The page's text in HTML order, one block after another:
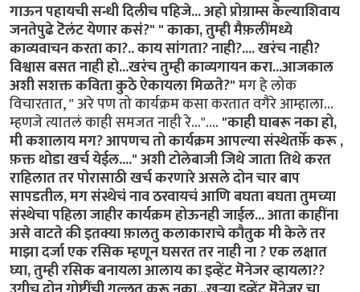
गाऊन पहायची सन्धी दिलीच पहिजे... अहो प्रोग्राम्स केल्याशिवाय
जनतेपुढे टॆलंट येणार कसं?"" काका, तुम्ही मैफ़लींमध्ये
काव्यवाचन करता का?.. काय सांगता? नाही?.... खरंच नाही?
विश्वास बसत नाही हो...खरंच तुम्ही काव्यगायन करा...आजकाल
अशी सशक्त कविता कुठे ऐकायला मिळते?"मग हे लोक
विचारतात, " अरे पण तो कार्यक्रम कसा करतात वगैरे आम्हाला...
म्हणजे त्यातलं काही समजत नाही रे..."...."काही घाबरू नका हो,
मी कशालाय मग? आपणच तो कार्यक्रम आपल्या संस्थेतर्फ़े करू ,
फ़क्त थोडा खर्च येईल...." अशी टोलेबाजी जिथे जाता तिथे करत
राहिलात तर पोरासाठी खर्च करणारे असले दोन चार बाप
सापडतील, मग संस्थेचं नाव ठरवायचं आणि बघता बघता तुमच्या
संस्थेचा पहिला जाहीर कार्यक्रम होऊनही जाईल... आता काहींना
असे वाटते की इतक्या फ़ालतु कलाकाराचे कौतुक मी केले तर
माझा दर्जा एक रसिक म्हणून घसरत तर नाही ना ?एक लक्षात
घ्या, तुम्ही रसिक बनायला आलाय का इव्हेंट मॆनेजर व्हायला??